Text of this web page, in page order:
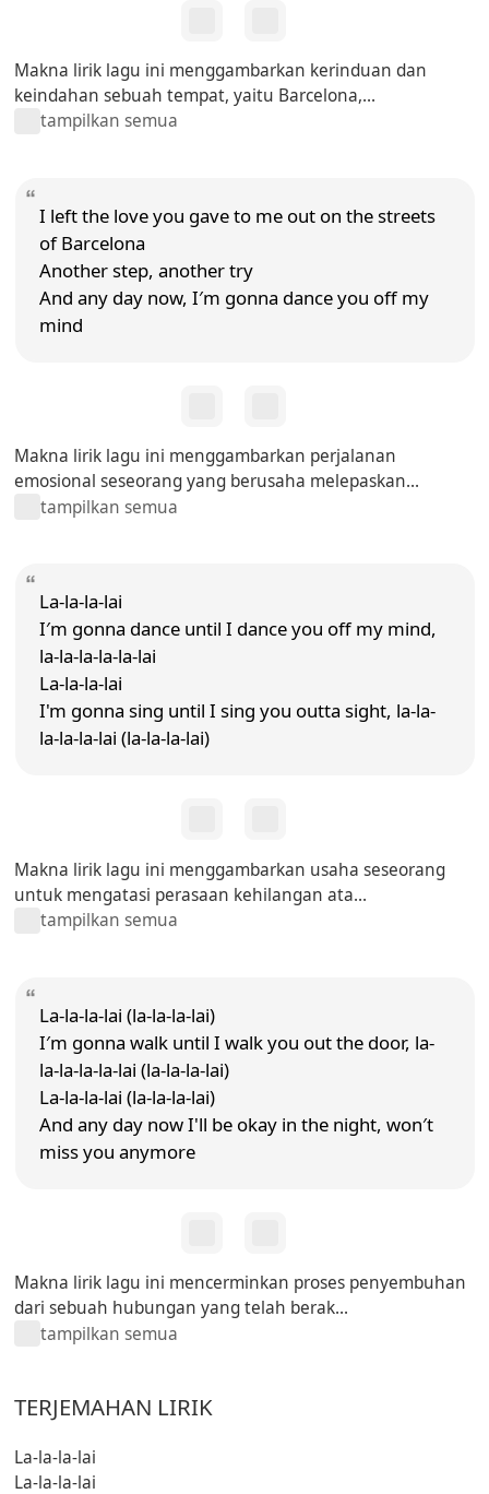
Makna lirik lagu ini menggambarkan kerinduan dan
keindahan sebuah tempat, yaitu Barcelona,...
tampilkan semua
I left the love you gave to me out on the streets
of Barcelona
Another step, another try
And any day now, I′m gonna dance you off my
mind
Makna lirik lagu ini menggambarkan perjalanan
emosional seseorang yang berusaha melepaskan...
tampilkan semua
La-la-la-lai
I′m gonna dance until I dance you off my mind,
la-la-la-la-la-lai
La-la-la-lai
I'm gonna sing until I sing you outta sight, la-la-
la-la-la-lai (la-la-la-lai)
Makna lirik lagu ini menggambarkan usaha seseorang
untuk mengatasi perasaan kehilangan ata...
tampilkan semua
La-la-la-lai (la-la-la-lai)
I′m gonna walk until I walk you out the door, la-
la-la-la-la-lai (la-la-la-lai)
La-la-la-lai (la-la-la-lai)
And any day now I'll be okay in the night, won′t
miss you anymore
Makna lirik lagu ini mencerminkan proses penyembuhan
dari sebuah hubungan yang telah berak...
tampilkan semua
TERJEMAHAN LIRIK
La-la-la-lai
La-la-la-lai